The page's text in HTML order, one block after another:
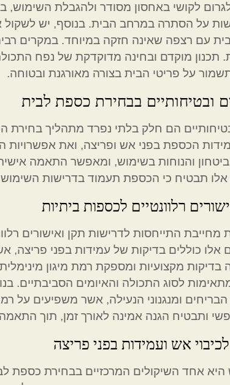
לקושי באחסון מסודר ולהגבלת השימוש,
על הסתרה במרחב הבית. בנוסף, יש
עם רצפה שאינה חזקה במיוחד. במקרים
תכנון מוקדם ובחינה מדוקדקת של נפח
על פריטי הבית בצורה מאורגנת ובטוחה.
ובטיחותיים בבחירת כספת לבית
הם חלק בלתי נפרד מתהליך בחירת
הכספת בפני אש ופריצה, ואת
והנוחות בשימוש, ומאפשר התאמה
אלו תבטיח כי הכספת תעמוד בדרישות
רלוונטיים לכספות ביתיות
מחייבת התייחסות לדרישות תקן ואישורים
כוללים בדיקות של עמידות בפני פריצה,
מקצועיות ומספקת רמת מיגון
לסוג התכולה והאיומים הסביבתיים.
ומנגנוני הנעילה, אשר משפיעים
ותבטיח הגנה אמינה לאורך זמן, תוך
אש ועמידות בפני פריצה
היא אחד השיקולים המרכזיים בבחירת כספת